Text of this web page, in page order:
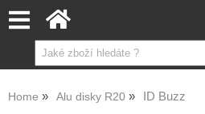
Home Alu disky R20 ID Buzz